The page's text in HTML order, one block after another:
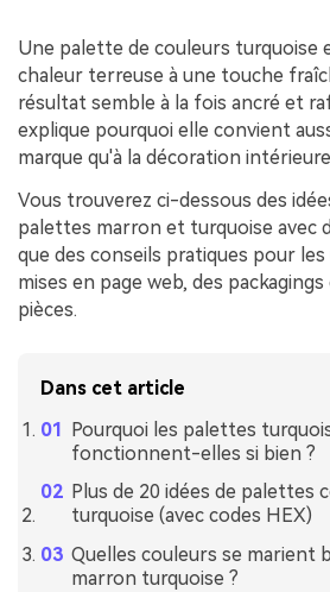
Une palette de couleurs turquoise
chaleur terreuse à une touche
résultat semble à la fois ancré et
explique pourquoi elle convient
marque qu'à la décoration
Vous trouverez ci-dessous des
palettes marron et turquoise avec
que des conseils pratiques pour
mises en page web, des
pièces.
Dans cet article
Pourquoi les palettes
fonctionnent-elles si bien ?
Plus de 20 idées de palettes
turquoise (avec codes HEX)
Quelles couleurs se marient
marron turquoise ?